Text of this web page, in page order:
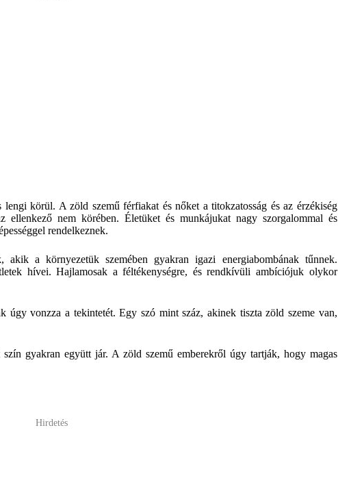
körül. A zöld szemű férfiakat és nőket a titokzatosság és az érzékiség
ellenkező nem körében. Életüket és munkájukat nagy szorgalommal és
rendelkeznek.
akik a környezetük szemében gyakran igazi energiabombának tűnnek.
hívei. Hajlamosak a féltékenységre, és rendkívüli ambíciójuk olykor
úgy vonzza a tekintetét. Egy szó mint száz, akinek tiszta zöld szeme van,
gyakran együtt jár. A zöld szemű emberekről úgy tartják, hogy magas
Hirdetés